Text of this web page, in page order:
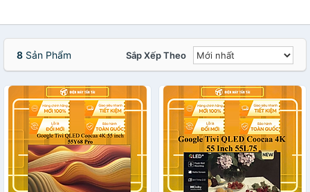
8 Sản Phẩm Sắp Xếp Theo